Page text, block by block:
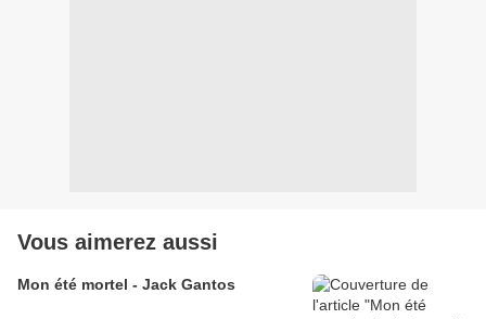
Vous aimerez aussi
Mon été mortel - Jack Gantos